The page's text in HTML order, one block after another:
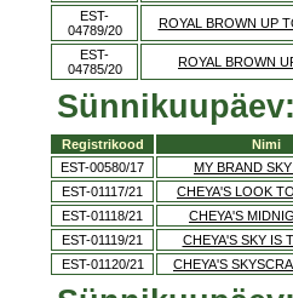
EST-
04789/20
ROYAL BROWN UP
EST-
04785/20
ROYAL BROWN
Registrikood Nimi
EST-00580/17
MY BRAND
EST-01117/21
CHEYA'S LOOK
EST-01118/21
CHEYA'S
EST-01119/21
CHEYA'S SKY IS
EST-01120/21
CHEYA'S